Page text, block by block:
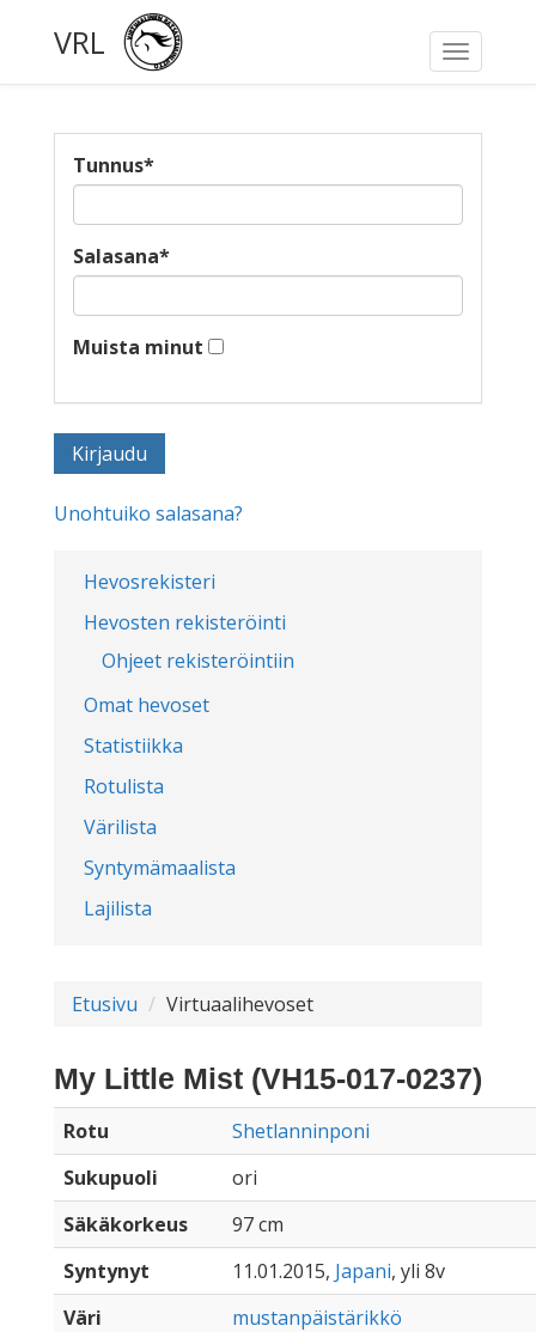
Toggle
VRL
Hevosrekisteri
Hevosten rekisteröinti
Ohjeet rekisteröintiin
Omat hevoset
Statistiikka
Rotulista
Värilista
Syntymämaalista
Lajilista
Tunnus*
Salasana*
Muista minut
Unohtuiko salasana?
Etusivu Virtuaalihevoset
My Little Mist (VH15-017-0237)
Rotu
Shetlanninponi
Sukupuoli
ori
Säkäkorkeus
97 cm
Syntynyt
11.01.2015, Japani, yli 8v
Väri
mustanpäistärikkö